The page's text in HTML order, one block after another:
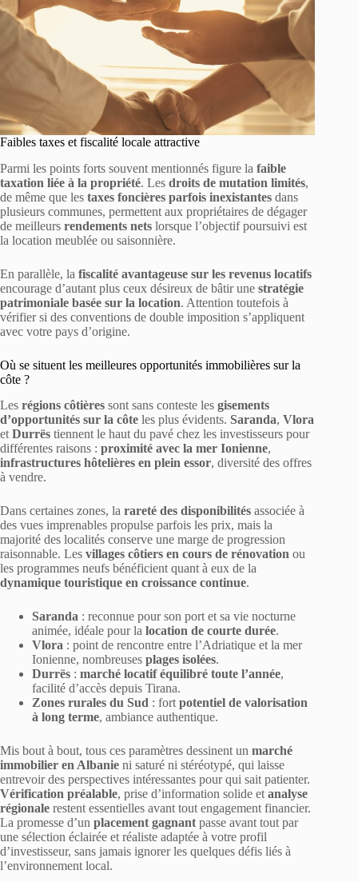
Faibles taxes et fiscalité locale attractive
Parmi les points forts souvent mentionnés figure la faible
taxation liée à la propriété. Les droits de mutation limités,
de même que les taxes foncières parfois inexistantes dans
plusieurs communes, permettent aux propriétaires de dégager
de meilleurs rendements nets lorsque l’objectif poursuivi est
la location meublée ou saisonnière.
En parallèle, la fiscalité avantageuse sur les revenus locatifs
encourage d’autant plus ceux désireux de bâtir une stratégie
patrimoniale basée sur la location. Attention toutefois à
vérifier si des conventions de double imposition s’appliquent
avec votre pays d’origine.
Où se situent les meilleures opportunités immobilières sur la
côte ?
Les régions côtières sont sans conteste les gisements
d’opportunités sur la côte les plus évidents. Saranda, Vlora
et Durrës tiennent le haut du pavé chez les investisseurs pour
différentes raisons : proximité avec la mer Ionienne,
infrastructures hôtelières en plein essor, diversité des offres
à vendre.
Dans certaines zones, la rareté des disponibilités associée à
des vues imprenables propulse parfois les prix, mais la
majorité des localités conserve une marge de progression
raisonnable. Les villages côtiers en cours de rénovation ou
les programmes neufs bénéficient quant à eux de la
dynamique touristique en croissance continue.
Saranda : reconnue pour son port et sa vie nocturne
animée, idéale pour la location de courte durée.
Vlora : point de rencontre entre l’Adriatique et la mer
Ionienne, nombreuses plages isolées.
Durrës : marché locatif équilibré toute l’année,
facilité d’accès depuis Tirana.
Zones rurales du Sud : fort potentiel de valorisation
à long terme, ambiance authentique.
Mis bout à bout, tous ces paramètres dessinent un marché
immobilier en Albanie ni saturé ni stéréotypé, qui laisse
entrevoir des perspectives intéressantes pour qui sait patienter.
Vérification préalable, prise d’information solide et analyse
régionale restent essentielles avant tout engagement financier.
La promesse d’un placement gagnant passe avant tout par
une sélection éclairée et réaliste adaptée à votre profil
d’investisseur, sans jamais ignorer les quelques défis liés à
l’environnement local.